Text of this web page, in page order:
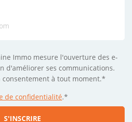
Immo mesure l'ouverture des e-
d'améliorer ses communications.
consentement à tout moment.*
de confidentialité.*